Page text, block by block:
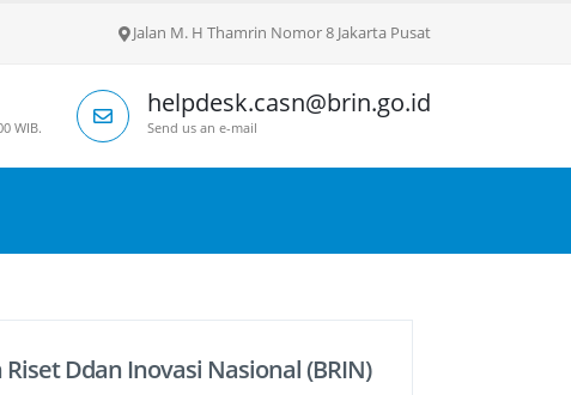
Jalan M. H Thamrin Nomor 8 Jakarta Pusat
WIB.
helpdesk.casn@brin.go.id
Send us an e-mail
Ddan Inovasi Nasional (BRIN)